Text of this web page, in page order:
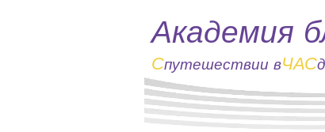
Академия
Спутешествии вЧАС